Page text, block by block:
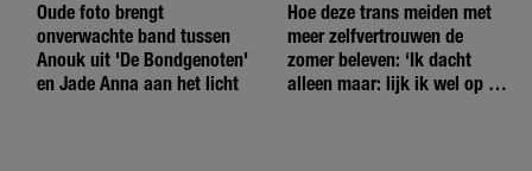
Oude foto brengt
onverwachte band tussen
Anouk uit 'De Bondgenoten'
en Jade Anna aan het licht
Hoe deze trans meiden met
meer zelfvertrouwen de
zomer beleven: ‘Ik dacht
alleen maar: lijk ik wel op de